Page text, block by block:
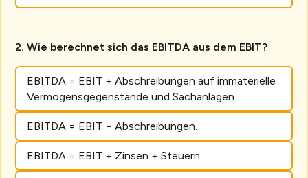
Wie berechnet sich das EBITDA aus dem EBIT?
EBITDA = EBIT + Abschreibungen auf immaterielle
Vermögensgegenstände und Sachanlagen.
EBITDA = EBIT − Abschreibungen.
EBITDA = EBIT + Zinsen + Steuern.